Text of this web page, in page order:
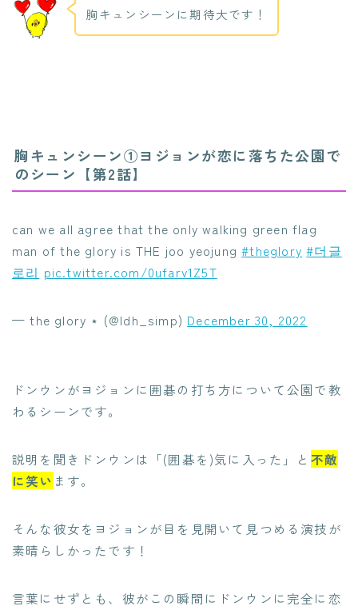
胸キュンシーンに期待大です！
胸キュンシーン①ヨジョンが恋に落ちた公園で
のシーン【第2話】
can we all agree that the only walking green flag
man of the glory is THE joo yeojung#theglory #더글
로리 pic.twitter.com/0ufarv1Z5T
— the glory ⋆ (@ldh_simp) December 30, 2022
ドンウンがヨジョンに囲碁の打ち方について公園で教
わるシーンです。
説明を聞きドンウンは「(囲碁を)気に入った」と 不敵
に笑い ます。
そんな彼女をヨジョンが目を見開いて見つめる演技が
素晴らしかったです！
言葉にせずとも、彼がこの瞬間にドンウンに完全に恋